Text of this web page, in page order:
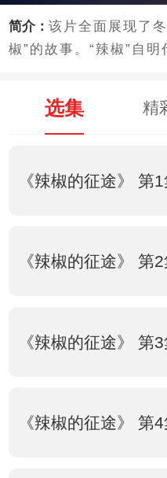
简介：该片全面展现了
椒”的故事。“辣椒”自
选集 精
《辣椒的征途》 第
《辣椒的征途》 第
《辣椒的征途》 第
《辣椒的征途》 第